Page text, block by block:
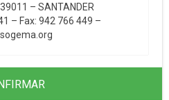
– SANTANDER
– Fax: 942 766 449 –